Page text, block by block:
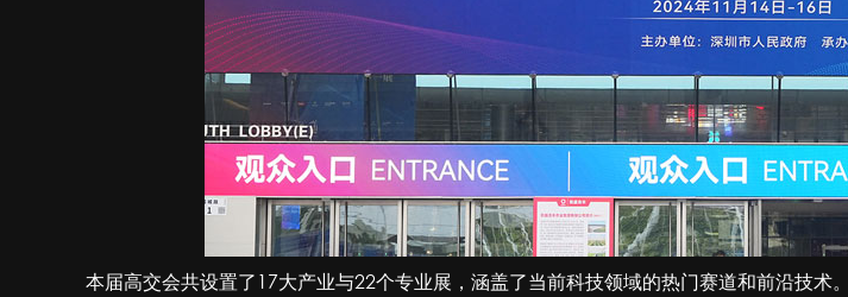
本届高交会共设置了17大产业与22个专业展，涵盖了当前科技领域的热门赛道和前沿技术。